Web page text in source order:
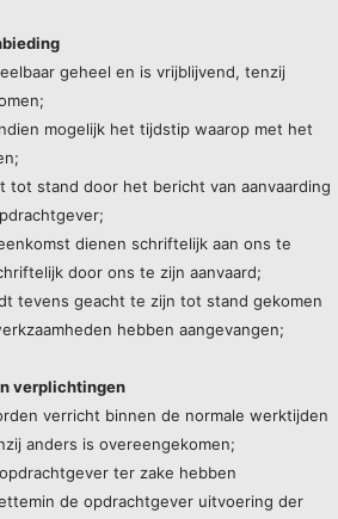
geheel en is vrijblijvend, tenzij
mogelijk het tijdstip waarop met het
tot stand door het bericht van aanvaarding
dienen schriftelijk aan ons te
door ons te zijn aanvaard;
tevens geacht te zijn tot stand gekomen
hebben aangevangen;
verplichtingen
verricht binnen de normale werktijden
anders is overeengekomen;
ter zake hebben
de opdrachtgever uitvoering der